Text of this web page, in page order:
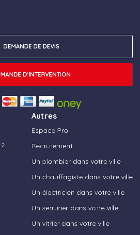
Autres
Espace Pro
Recrutement
Un plombier dans votre ville
Un chauffagiste dans votre ville
Un électricien dans votre ville
Un serrurier dans votre ville
Un vitrier dans votre ville
DEMANDE DE DEVIS
D'INTERVENTION